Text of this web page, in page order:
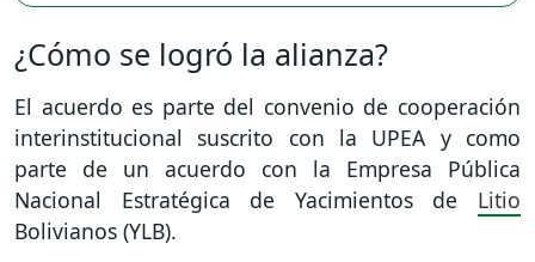
¿Cómo se logró la alianza?
El acuerdo es parte del convenio de cooperación
interinstitucional suscrito con la UPEA y como
parte de un acuerdo con la Empresa Pública
Nacional Estratégica de Yacimientos de Litio
Bolivianos (YLB).